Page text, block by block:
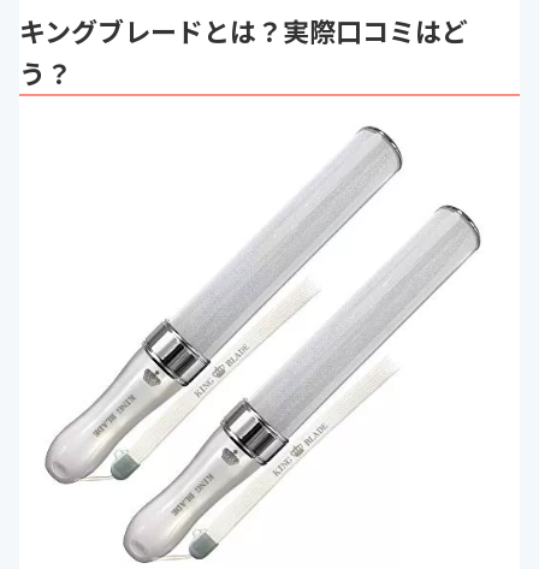
メモリー機能
その他
キングブレードとは？実際口コミはど
う？